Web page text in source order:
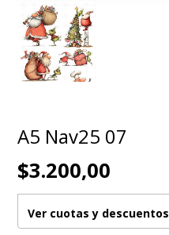
A5 Nav25 07
$3.200,00
Ver cuotas y descuentos